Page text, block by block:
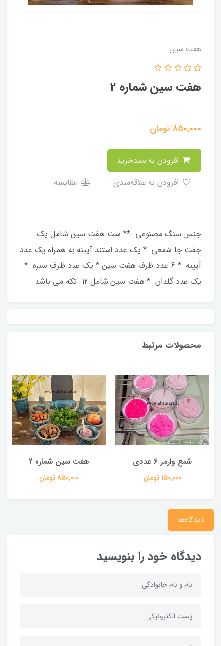
هفت سین
هفت سین شماره 2
850,000تومان
مقایسه
جنس سنگ مصنوعی ** ست هفت سین شامل یک
جفت جا شمعی * یک عدد استند آیینه به همراه یک عدد
آیینه * 6 عدد ظرف هفت سین * یک عدد ظرف سبزه *
یک عدد گلدان * هفت سین شامل 12 تکه می باشد
محصولات مرتبط
شمع وارمر 6 عددی
150,000 تومان
هفت سین شماره 2
850,000 تومان
دیدگاه‌ها
دیدگاه خود را بنویسید